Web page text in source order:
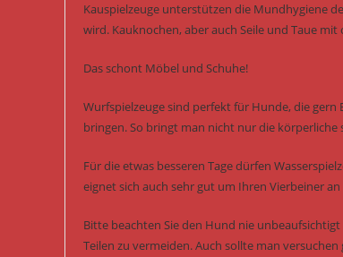
Kauspielzeuge unterstützen die Mundhygiene
wird. Kauknochen, aber auch Seile und Taue
Das schont Möbel und Schuhe!
Wurfspielzeuge sind perfekt für Hunde, die
bringen. So bringt man nicht nur die
Für die etwas besseren Tage dürfen
eignet sich auch sehr gut um Ihren Vierbeiner
Bitte beachten Sie den Hund nie
Teilen zu vermeiden. Auch sollte man